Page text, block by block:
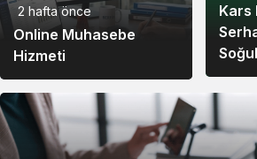
Gatechain
Token
324,96
Polkadot 57,66
Morpho 87,29
2 hafta önce
Online Muhasebe
Hizmeti
Kars